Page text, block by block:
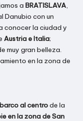
a BRATISLAVA,
Danubio con un
conocer la ciudad y
Austria e Italia;
muy gran belleza.
en la zona de
al centrode la
en la zona de San